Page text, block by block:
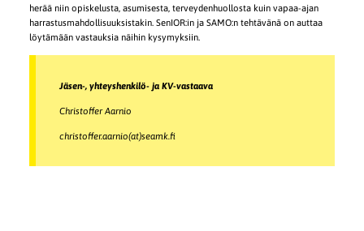
herää niin opiskelusta, asumisesta, terveydenhuollosta kuin vapaa-ajan
harrastusmahdollisuuksistakin. SenIOR:in ja SAMO:n tehtävänä on auttaa
löytämään vastauksia näihin kysymyksiin.
Jäsen-, yhteyshenkilö- ja KV-vastaava
Christoffer Aarnio
christoffer.aarnio(at)seamk.fi